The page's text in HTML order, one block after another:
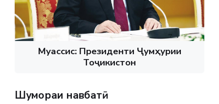
Муассис: Президенти Ҷумҳурии
Тоҷикистон
Шумораи навбатӣ